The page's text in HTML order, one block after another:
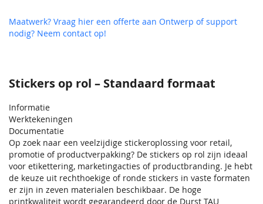
Stickers op rol – Standaard formaat
Informatie
Werktekeningen
Documentatie
Op zoek naar een veelzijdige stickeroplossing voor retail,
promotie of productverpakking? De stickers op rol zijn ideaal
voor etikettering, marketingacties of productbranding. Je hebt
de keuze uit rechthoekige of ronde stickers in vaste formaten
er zijn in zeven materialen beschikbaar. De hoge
printkwaliteit wordt gegarandeerd door de Durst TAU
Maatwerk? Vraag hier een offerte aan Ontwerp of support
nodig? Neem contact op!